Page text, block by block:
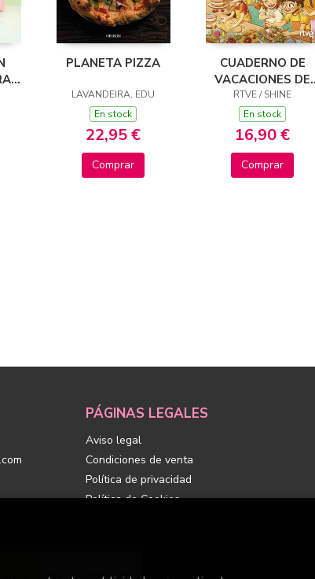
PLANETA PIZZA
LAVANDEIRA, EDU
En stock
22,95 €
Comprar
CUADERNO DE
VACACIONES DE
MASTERCHEF
RTVE / SHINE
En stock
16,90 €
Comprar
PÁGINAS LEGALES
Aviso legal
Condiciones de venta
Política de privacidad
Política de Cookies